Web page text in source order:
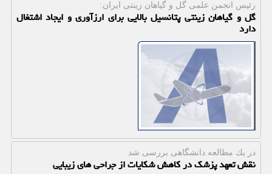
رئیس انجمن علمی گل و گیاهان زینتی ایران:
گل و گیاهان زینتی پتانسیل بالایی برای ارزآوری و ایجاد اشتغال
دارد
در یك مطالعه دانشگاهی بررسی شد
نقش تعهد پزشک در کاهش شکایات از جراحی های زیبایی